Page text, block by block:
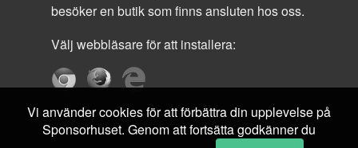
besöker en butik som finns ansluten hos oss.
Välj webbläsare för att installera:
Vi använder cookies för att förbättra din upplevelse på
Sponsorhuset. Genom att fortsätta godkänner du